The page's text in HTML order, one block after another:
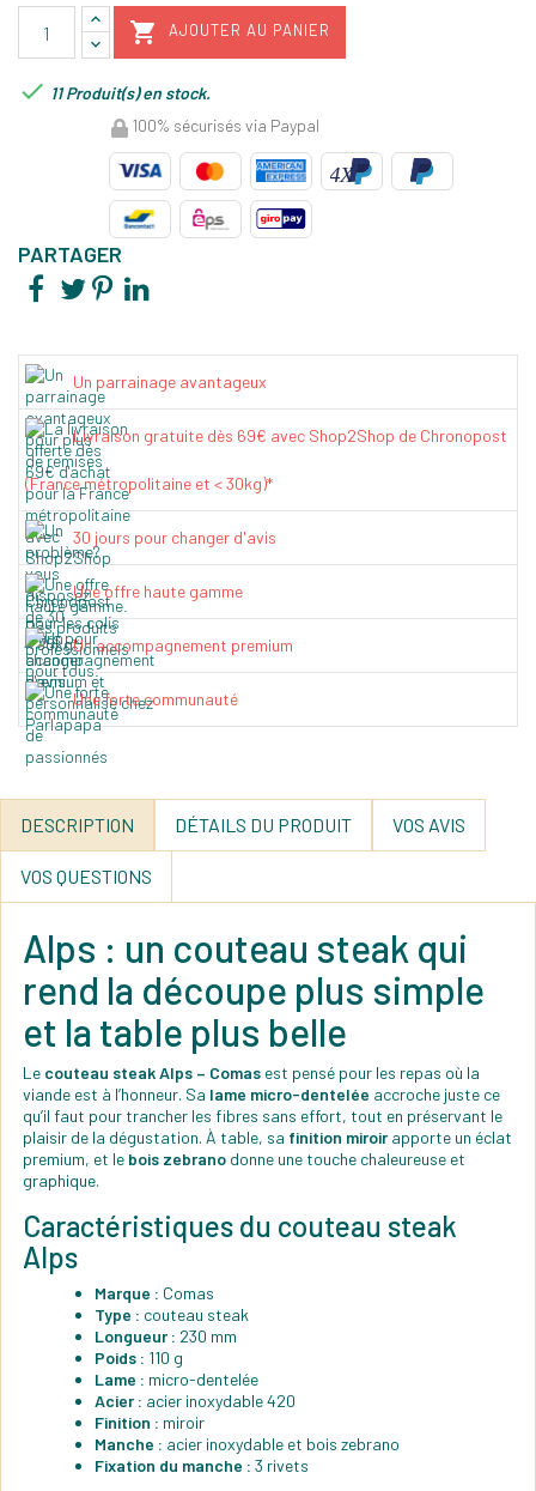
 AJOUTER AU PANIER
 11 Produit(s) en stock.
100% sécurisés via Paypal
PARTAGER
Un parrainage avantageux
Livraison gratuite dès 69€ avec Shop2Shop de Chronopost
(France métropolitaine et < 30kg)*
30 jours pour changer d'avis
Une offre haute gamme
Un accompagnement premium
Une forte communauté
DESCRIPTION DÉTAILS DU PRODUIT VOS AVIS
VOS QUESTIONS
Alps : un couteau steak qui
rend la découpe plus simple
et la table plus belle
Le couteau steak Alps – Comas est pensé pour les repas où la
viande est à l’honneur. Sa lame micro-dentelée accroche juste ce
qu’il faut pour trancher les fibres sans effort, tout en préservant le
plaisir de la dégustation. À table, sa finition miroirapporte un éclat
premium, et le bois zebrano donne une touche chaleureuse et
graphique.
Caractéristiques du couteau steak
Alps
Marque : Comas
Type : couteau steak
Longueur : 230 mm
Poids : 110 g
Lame : micro-dentelée
Acier : acier inoxydable 420
Finition : miroir
Manche : acier inoxydable et bois zebrano
Fixation du manche : 3 rivets